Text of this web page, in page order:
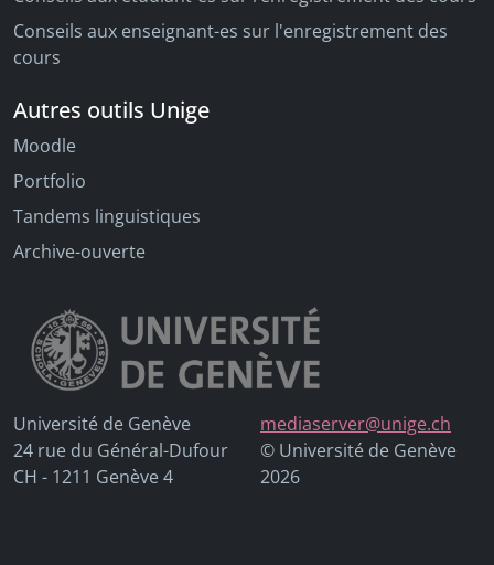
Conseils aux enseignant-es sur l'enregistrement des
cours
Autres outils Unige
Moodle
Portfolio
Tandems linguistiques
Archive-ouverte
Université de Genève
24 rue du Général-Dufour
CH - 1211 Genève 4
mediaserver@unige.ch
© Université de Genève
2026